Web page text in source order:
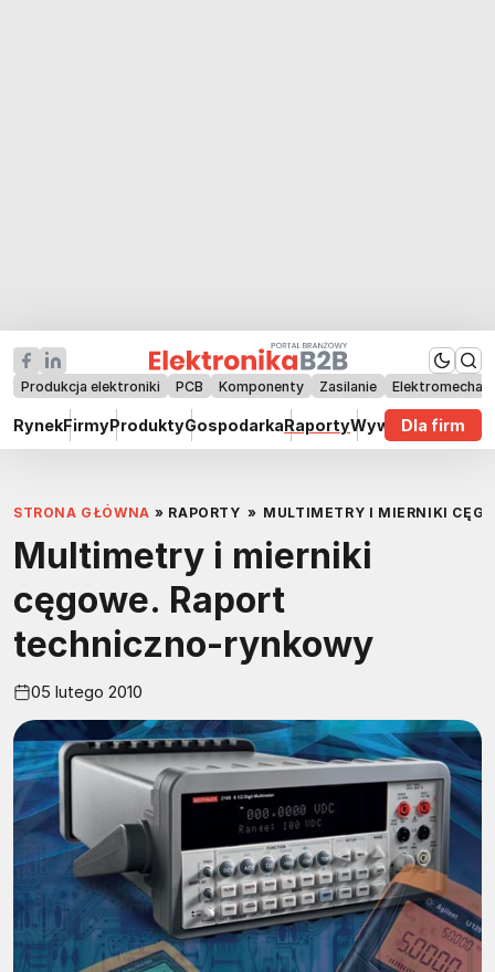
Produkcja elektroniki PCB Komponenty Zasilanie
RynekFirmyProduktyGospodarkaRaportyWywiadyDla firm
STRONA GŁÓWNA » RAPORTY » MULTIMETRY I MIERNIKI
Multimetry i mierniki
cęgowe. Raport
techniczno-rynkowy
05 lutego 2010